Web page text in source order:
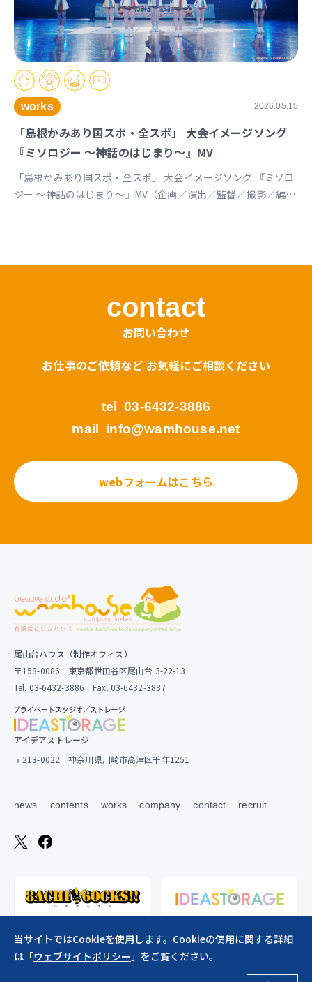
works 2026.05.15
「島根かみあり国スポ・全スポ」 大会イメージソング
『ミソロジー ～神話のはじまり～』MV
「島根かみあり国スポ・全スポ」 大会イメージソング 『ミソロ
ジー ～神話のはじまり～』MV（企画／演出／監督／撮影／編
contact
お問い合わせ
お仕事のご依頼など お気軽にご相談ください
tel 03-6432-3886
mail info@wamhouse.net
webフォームはこちら
尾山台ハウス（制作オフィス）
〒158-0086 東京都世田谷区尾山台 3-22-13
Tel. 03-6432-3886 Fax. 03-6432-3887
アイデアストレージ
〒213-0022 神奈川県川崎市高津区千年1251
news contents works company contact recruit
当サイトではCookieを使用します。Cookieの使用に関する詳細
は「ウェブサイトポリシー」をご覧ください。